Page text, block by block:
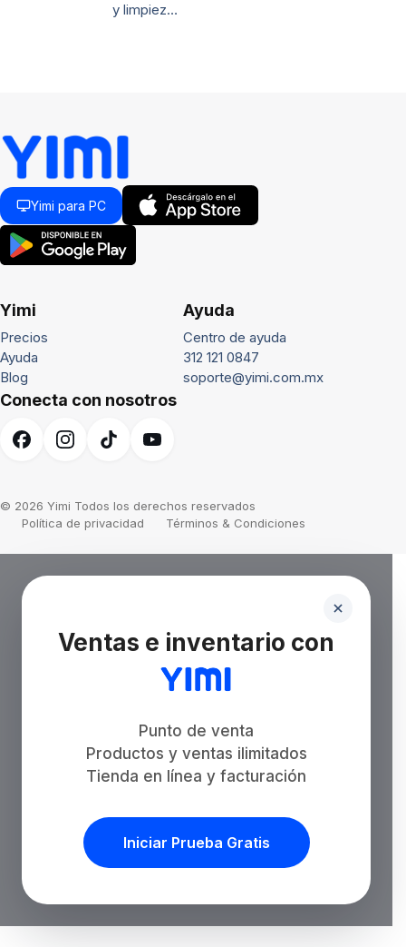
y limpiez…
Yimi para PC
Yimi
Precios
Ayuda
Blog
Ayuda
Centro de ayuda
312 121 0847
soporte@yimi.com.mx
Conecta con nosotros
© 2026 Yimi Todos los derechos reservados
Política de privacidad
Términos & Condiciones
Ventas e inventario con
Punto de venta
Productos y ventas ilimitados
Tienda en línea y facturación
Iniciar Prueba Gratis